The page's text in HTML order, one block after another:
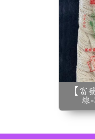
【富
線